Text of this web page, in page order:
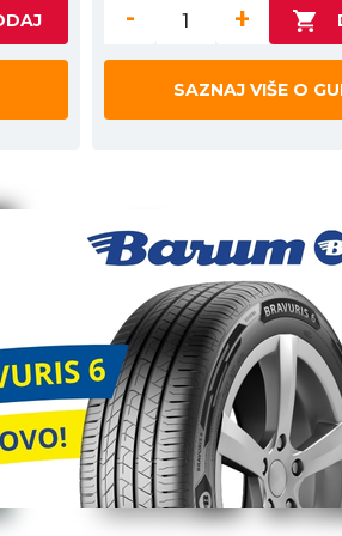
- +
SAZNAJ VIŠE O